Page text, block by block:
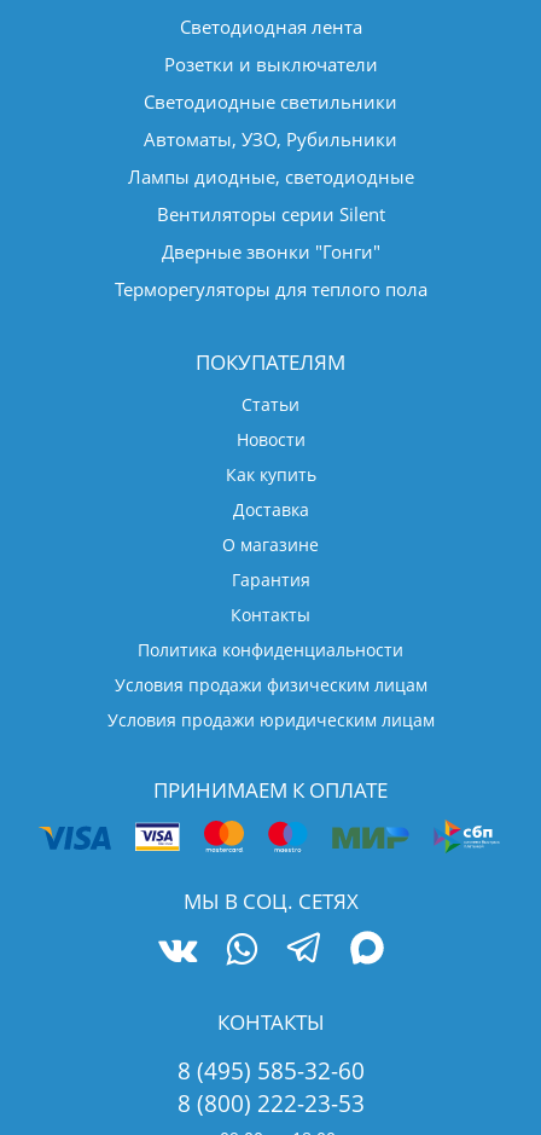
Светодиодная лента
Розетки и выключатели
Светодиодные светильники
Автоматы, УЗО, Рубильники
Лампы диодные, светодиодные
Вентиляторы серии Silent
Дверные звонки "Гонги"
Терморегуляторы для теплого пола
ПОКУПАТЕЛЯМ
Статьи
Новости
Как купить
Доставка
О магазине
Гарантия
Контакты
Политика конфиденциальности
Условия продажи физическим лицам
Условия продажи юридическим лицам
ПРИНИМАЕМ К ОПЛАТЕ
МЫ В СОЦ. СЕТЯХ
КОНТАКТЫ
8 (495) 585-32-60
8 (800) 222-23-53